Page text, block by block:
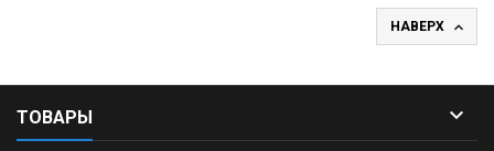
НАВЕРХ 
ТОВАРЫ 